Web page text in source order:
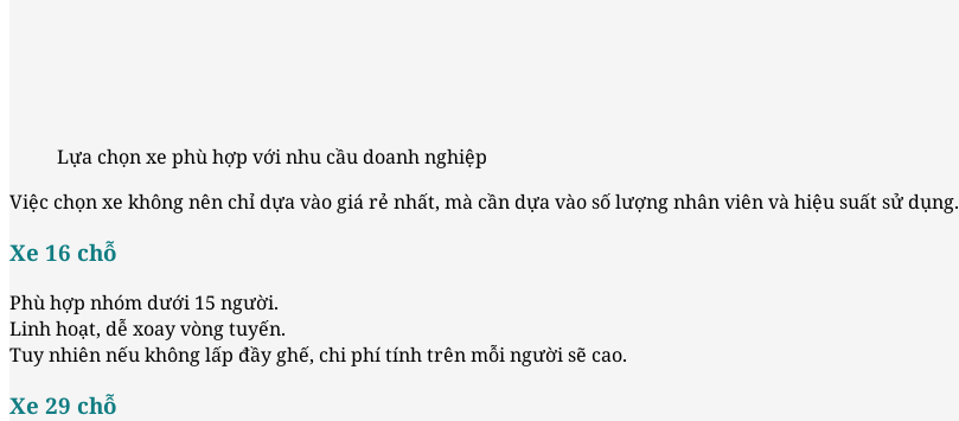
Lựa chọn xe phù hợp với nhu cầu doanh nghiệp
Việc chọn xe không nên chỉ dựa vào giá rẻ nhất, mà cần dựa vào số lượng nhân viên và hiệu suất sử dụng.
Xe 16 chỗ
Phù hợp nhóm dưới 15 người.
Linh hoạt, dễ xoay vòng tuyến.
Tuy nhiên nếu không lấp đầy ghế, chi phí tính trên mỗi người sẽ cao.
Xe 29 chỗ